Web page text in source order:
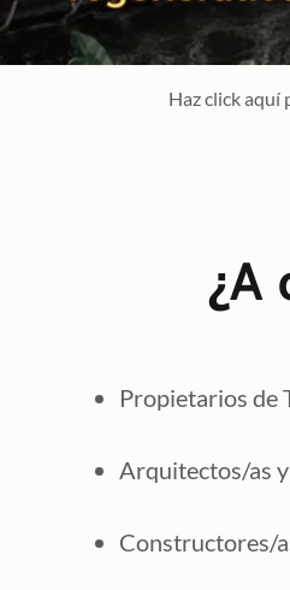
Haz click aquí
¿A
Propietarios de
Arquitectos/as
Constructores/